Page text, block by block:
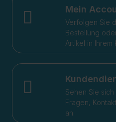
Mein
Verfolgen Sie
Bestellung
Artikel in Ihrem
Sehen Sie
Fragen,
an.